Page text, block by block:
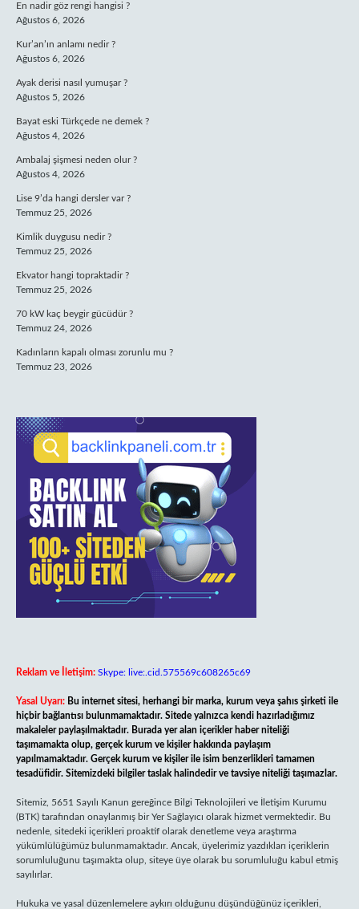
En nadir göz rengi hangisi ?
Ağustos 6, 2026
Kur’an’ın anlamı nedir ?
Ağustos 6, 2026
Ayak derisi nasıl yumuşar ?
Ağustos 5, 2026
Bayat eski Türkçede ne demek ?
Ağustos 4, 2026
Ambalaj şişmesi neden olur ?
Ağustos 4, 2026
Lise 9’da hangi dersler var ?
Temmuz 25, 2026
Kimlik duygusu nedir ?
Temmuz 25, 2026
Ekvator hangi topraktadir ?
Temmuz 25, 2026
70 kW kaç beygir gücüdür ?
Temmuz 24, 2026
Kadınların kapalı olması zorunlu mu ?
Temmuz 23, 2026
Reklam ve İletişim: Skype: live:.cid.575569c608265c69
Yasal Uyarı: Bu internet sitesi, herhangi bir marka, kurum veya şahıs şirketi ile
hiçbir bağlantısı bulunmamaktadır. Sitede yalnızca kendi hazırladığımız
makaleler paylaşılmaktadır. Burada yer alan içerikler haber niteliği
taşımamakta olup, gerçek kurum ve kişiler hakkında paylaşım
yapılmamaktadır. Gerçek kurum ve kişiler ile isim benzerlikleri tamamen
tesadüfidir. Sitemizdeki bilgiler taslak halindedir ve tavsiye niteliği taşımazlar.
Sitemiz, 5651 Sayılı Kanun gereğince Bilgi Teknolojileri ve İletişim Kurumu
(BTK) tarafından onaylanmış bir Yer Sağlayıcı olarak hizmet vermektedir. Bu
nedenle, sitedeki içerikleri proaktif olarak denetleme veya araştırma
yükümlülüğümüz bulunmamaktadır. Ancak, üyelerimiz yazdıkları içeriklerin
sorumluluğunu taşımakta olup, siteye üye olarak bu sorumluluğu kabul etmiş
sayılırlar.
Hukuka ve yasal düzenlemelere aykırı olduğunu düşündüğünüz içerikleri,